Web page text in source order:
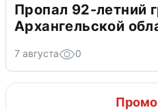
Пропал 92-летний
Архангельской
7 августа 0